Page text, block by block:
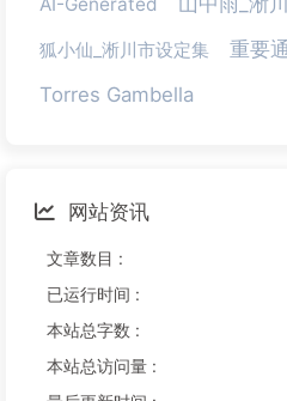
狐小仙_淅川市设定集 重要
Torres Gambella
网站资讯
文章数目 :
已运行时间 :
本站总字数 :
本站总访问量 :